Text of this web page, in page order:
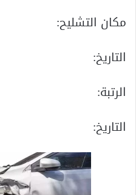
مكان التشليح:
التاريخ:
الرتبة:
التاريخ: